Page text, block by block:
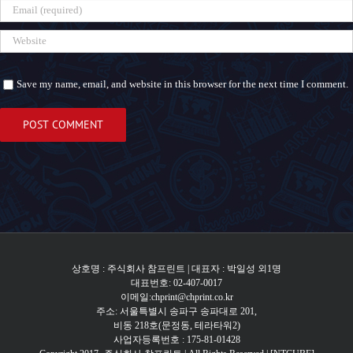
Save my name, email, and website in this browser for the next time I comment.
상호명 : 주식회사 참프린트 | 대표자 : 박일성 외1명
대표번호: 02-407-0017
이메일:chprint@chprint.co.kr
주소: 서울특별시 송파구 송파대로 201,
비동 218호(문정동, 테라타워2)
사업자등록번호 : 175-81-01428